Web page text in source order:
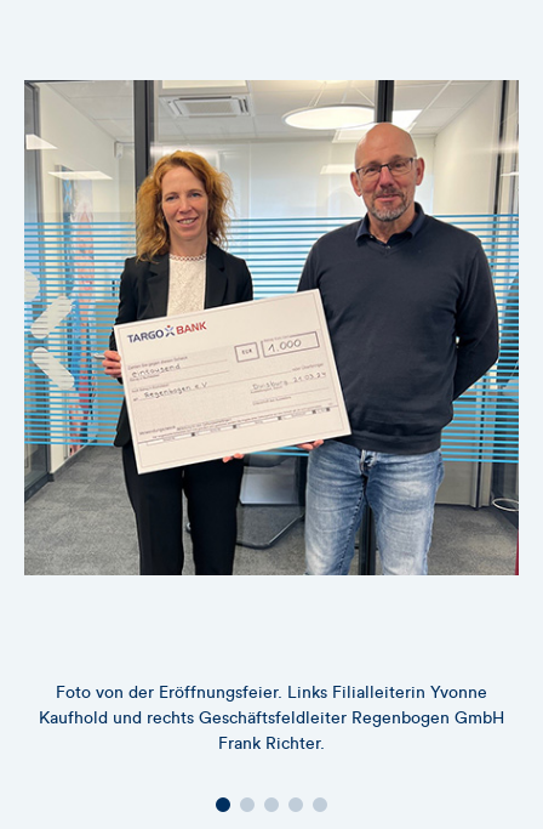
Foto von der Eröffnungsfeier. Links Filialleiterin Yvonne
Kaufhold und rechts Geschäftsfeldleiter Regenbogen GmbH
Frank Richter.